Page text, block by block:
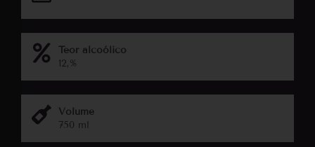
Teor alcoólico
12,%
Volume
750 ml